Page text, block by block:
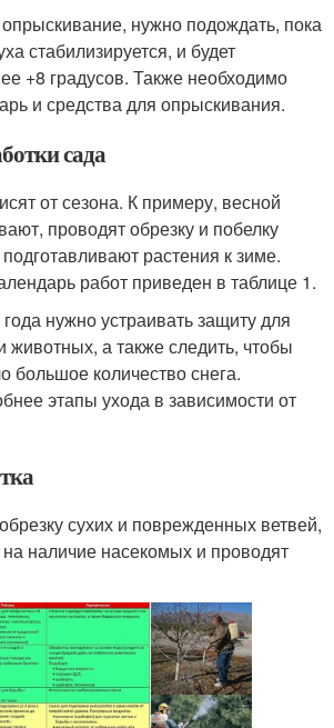
нужно подождать, пока
стабилизируется, и будет
+8 градусов. Также необходимо
и средства для опрыскивания.
сада
от сезона. К примеру, весной
проводят обрезку и побелку
растения к зиме.
работ приведен в таблице 1.
нужно устраивать защиту для
животных, а также следить, чтобы
большое количество снега.
этапы ухода в зависимости от
сухих и поврежденных ветвей,
наличие насекомых и проводят